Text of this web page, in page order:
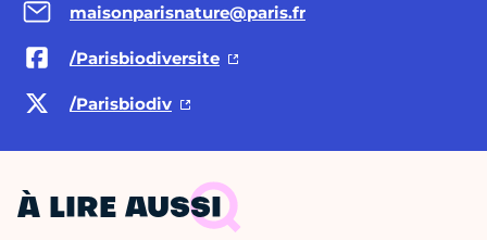
maisonparisnature@paris.fr
/Parisbiodiversite
/Parisbiodiv
À LIRE AUSSI